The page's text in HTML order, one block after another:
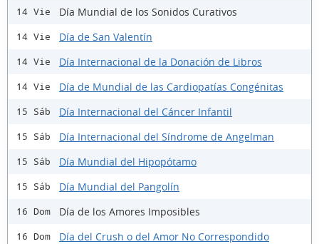
14 Vie Día Mundial de los Sonidos Curativos
14 Vie Día de San Valentín
14 Vie Día Internacional de la Donación de Libros
14 Vie Día de Mundial de las Cardiopatías Congénitas
15 Sáb Día Internacional del Cáncer Infantil
15 Sáb Día Internacional del Síndrome de Angelman
15 Sáb Día Mundial del Hipopótamo
15 Sáb Día Mundial del Pangolín
16 Dom Día de los Amores Imposibles
16 Dom Día del Crush o del Amor No Correspondido